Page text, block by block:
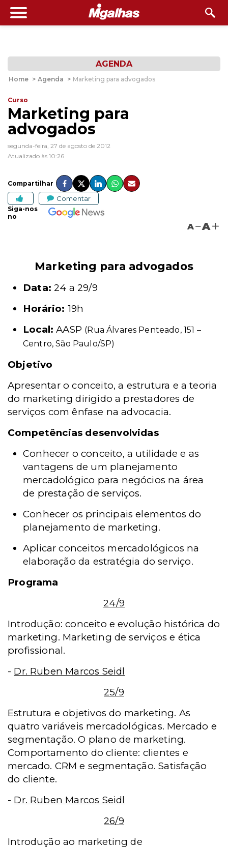
AGENDA
Home > Agenda > Marketing para advogados
Curso
Marketing para
advogados
segunda-feira, 27 de agosto de 2012
Atualizado às 10:26
Compartilhar
Comentar
Siga-nos
no
A A
Marketing para advogados
Data: 24 a 29/9
Horário: 19h
Local: AASP (Rua Álvares Penteado, 151 –
Centro, São Paulo/SP)
Objetivo
Apresentar o conceito, a estrutura e a teoria
do marketing dirigido a prestadores de
serviços com ênfase na advocacia.
Competências desenvolvidas
Conhecer o conceito, a utilidade e as
vantagens de um planejamento
mercadológico para negócios na área
de prestação de serviços.
Conhecer os principais elementos do
planejamento de marketing.
Aplicar conceitos mercadológicos na
elaboração da estratégia do serviço.
Programa
24/9
Introdução: conceito e evolução histórica do
marketing. Marketing de serviços e ética
profissional.
- Dr. Ruben Marcos Seidl
25/9
Estrutura e objetivos do marketing. As
quatro variáveis mercadológicas. Mercado e
segmentação. O plano de marketing.
Comportamento do cliente: clientes e
mercado. CRM e segmentação. Satisfação
do cliente.
- Dr. Ruben Marcos Seidl
26/9
Introdução ao marketing de